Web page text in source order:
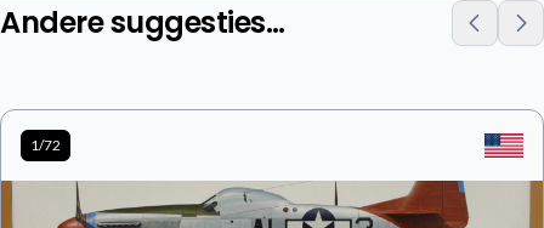
Andere suggesties…
1/72